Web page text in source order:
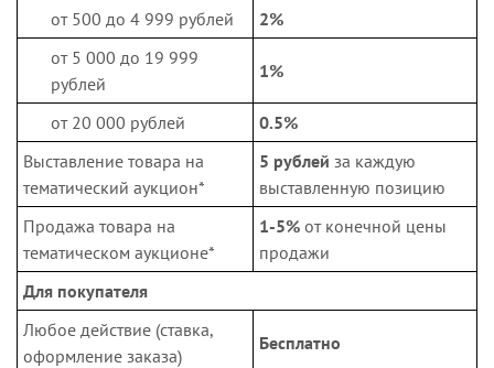
от 500 до 4 999 рублей
2%
от 5 000 до 19 999
рублей
1%
от 20 000 рублей
0.5%
Выставление товара на
тематический аукцион*
5 рублей за каждую
выставленную позицию
Продажа товара на
тематическом аукционе*
1-5% от конечной цены
продажи
Для покупателя
Любое действие (ставка,
оформление заказа)
Бесплатно